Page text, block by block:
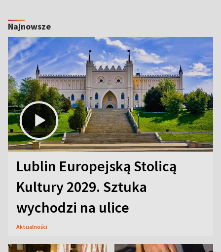
Najnowsze
Lublin Europejską Stolicą
Kultury 2029. Sztuka
wychodzi na ulice
Aktualności